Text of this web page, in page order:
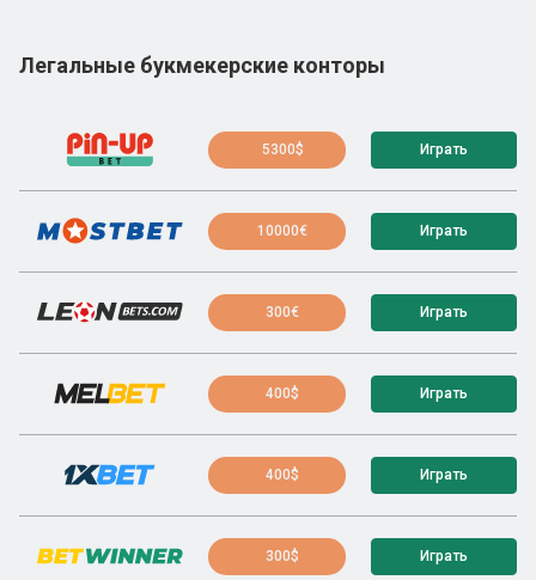
Легальные букмекерские конторы
5300$ Играть
10000€ Играть
300€ Играть
400$ Играть
400$ Играть
300$ Играть